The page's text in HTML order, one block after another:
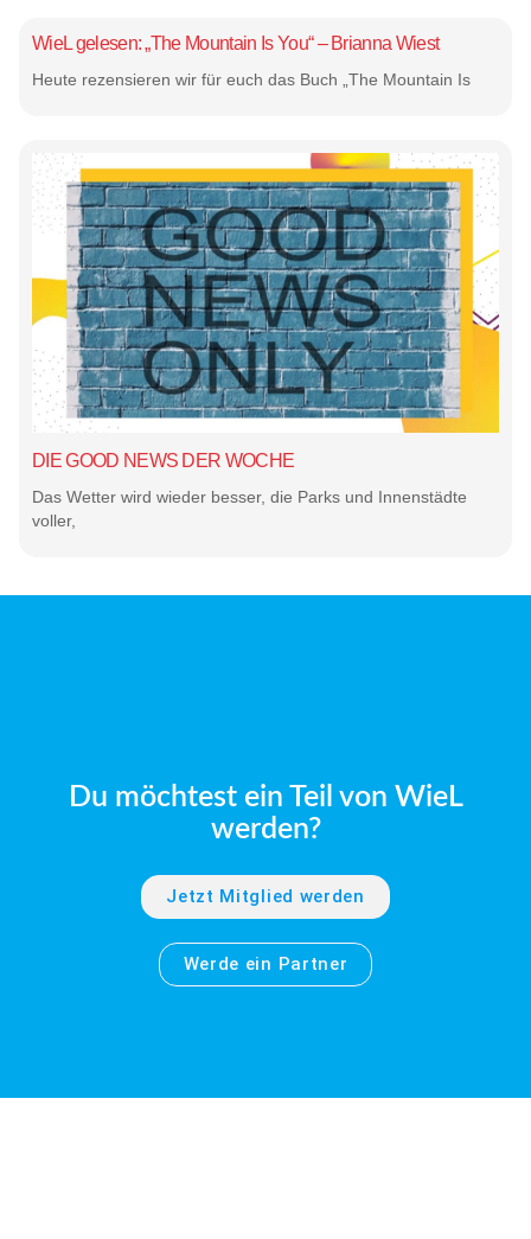
WieL gelesen: „The Mountain Is You“ – Brianna Wiest
Heute rezensieren wir für euch das Buch „The Mountain Is
DIE GOOD NEWS DER WOCHE
Das Wetter wird wieder besser, die Parks und Innenstädte
voller,
Du möchtest ein Teil von WieL
werden?
Jetzt Mitglied werden
Werde ein Partner